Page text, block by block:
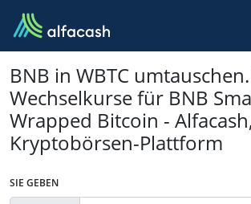
BNB in WBTC
Wechselkurse für BNB
Wrapped Bitcoin -
Kryptobörsen-Plattform
SIE GEBEN